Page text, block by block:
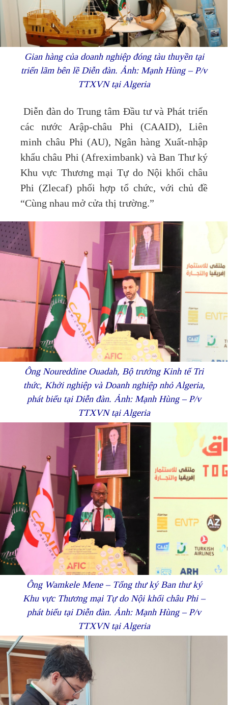
Gian hàng của doanh nghiệp đóng tàu thuyền tại
triển lãm bên lề Diễn đàn. Ảnh: Mạnh Hùng – P/v
TTXVN tại Algeria
Diễn đàn do Trung tâm Đầu tư và Phát triển
các nước Arập-châu Phi (CAAID), Liên
minh châu Phi (AU), Ngân hàng Xuất-nhập
khẩu châu Phi (Afreximbank) và Ban Thư ký
Khu vực Thương mại Tự do Nội khối châu
Phi (Zlecaf) phối hợp tổ chức, với chủ đề
“Cùng nhau mở cửa thị trường.”
Ông Noureddine Ouadah, Bộ trưởng Kinh tế Tri
thức, Khởi nghiệp và Doanh nghiệp nhỏ Algeria,
phát biểu tại Diễn đàn. Ảnh: Mạnh Hùng – P/v
TTXVN tại Algeria
Ông Wamkele Mene – Tổng thư ký Ban thư ký
Khu vực Thương mại Tự do Nội khối châu Phi –
phát biểu tại Diễn đàn. Ảnh: Mạnh Hùng – P/v
TTXVN tại Algeria